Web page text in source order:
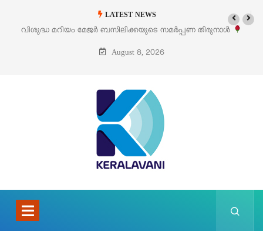
LATEST NEWS
‘പെറ്റൽസ്’ ലൈഫ് സ്റ്റൈൽ എക്സിബിഷനും സെയിലും ഓഗസ്റ്റ് 8-ന്
പെരുമാനൂരിൽ
August 8, 2026